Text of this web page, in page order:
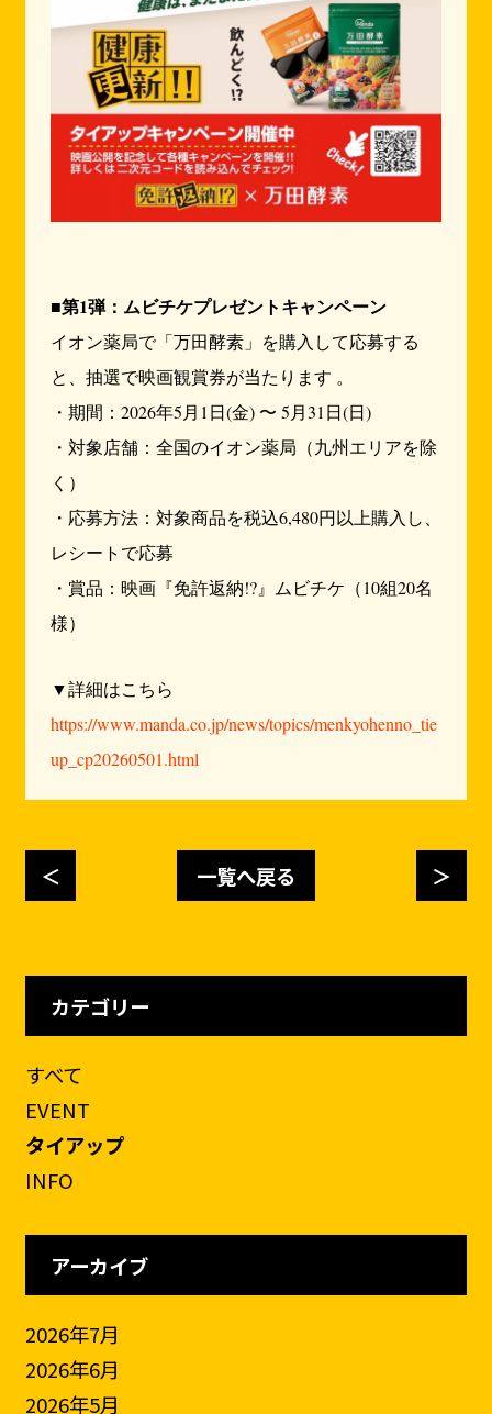
■第1弾：ムビチケプレゼントキャンペーン
イオン薬局で「万田酵素」を購入して応募する
と、抽選で映画観賞券が当たります 。
・期間：2026年5月1日(金) 〜 5月31日(日)
・対象店舗：全国のイオン薬局（九州エリアを除
く）
・応募方法：対象商品を税込6,480円以上購入し、
レシートで応募
・賞品：映画『免許返納!?』ムビチケ（10組20名
様）
▼詳細はこちら
https://www.manda.co.jp/news/topics/menkyohenno_tie
up_cp20260501.html
＜ ＞
一覧へ戻る
カテゴリー
すべて
EVENT
タイアップ
INFO
アーカイブ
2026年7月
2026年6月
2026年5月